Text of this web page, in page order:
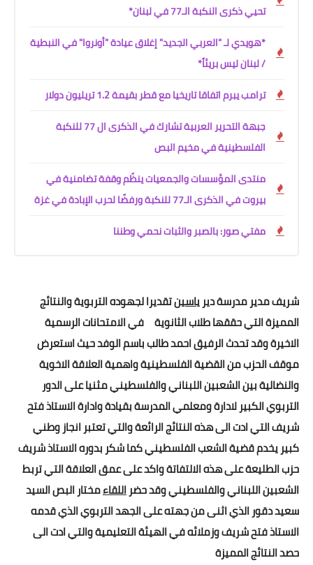
تحيي ذكرى النكبة الـ77 في لبنان*
*هويدي لـ "العربي الجديد" إغلاق عيادة "أونروا" في النبطية
/ لبنان ليس بريئاً*
ترامب يبرم اتفاقا تاريخيا مع قطر بقيمة 1.2 تريليون دولار
جبهة التحرير العربية تشارك في الذكرى ال 77 للنكبة
الفلسطينية في مخيم البص
منتدى المؤسسات والجمعيات ينظّم وقفة تضامنية في
بيروت في الذكرى الـ77 للنكبة ورفضًا لحرب الإبادة في غزة
مفتي صور: بالصبر والثبات نحمي وطننا
شريف مدير مدرسة ديرياسينتقديرا لجهوده التربوية والنتائج
المميزة التي حققها طلاب الثانوية في الامتحانات الرسمية
الاخيرة وقد تحدث الرفيق احمد طالب باسم الوفد حيث استعرض
موقف الحزب من القضية الفلسطينية واهمية العلاقة الاخوية
والنضالية بين الشعبين اللبناني والفلسطيني مثنيا على الدور
التربوي الكبير لادارة ومعلمي المدرسة بقيادة وادارة الاستاذ فتح
شريف التي ادت الى هذه النتائج الرائعة والتي تعتبر انجاز وطني
كبير يخدم قضية الشعب الفلسطيني كما شكر بدوره الاستاذ شريف
حزب الطليعة على هذه الالتفاتة واكد على عمق العلاقة التي تربط
الشعبين اللبناني والفلسطيني وقد حضراللقاءمختار البص السيد
سعيد دقور الذي اثنى من جهته على الجهد التربوي الذي قدمه
الاستاذ فتح شريف وزملائه في الهيئة التعليمية والتي ادت الى
حصد النتائج المميزة